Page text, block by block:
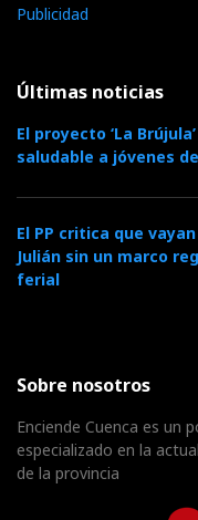
Publicidad
Últimas noticias
El proyecto ‘La
saludable a jóvenes
El PP critica que
Julián sin un marco
ferial
Sobre nosotros
Enciende Cuenca es un
especializado en la
de la provincia